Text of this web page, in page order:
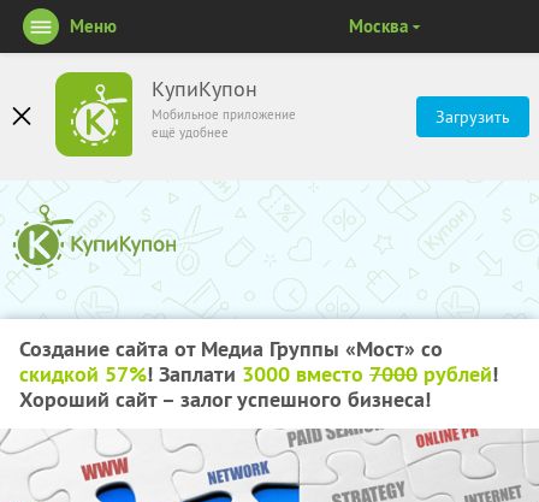
КупиКупон
Мобильное приложение
ещё удобнее
Загрузить
Меню Москва
Создание сайта от Медиа Группы «Мост» со
скидкой 57%! Заплати 3000 вместо 7000 рублей!
Хороший сайт – залог успешного бизнеса!